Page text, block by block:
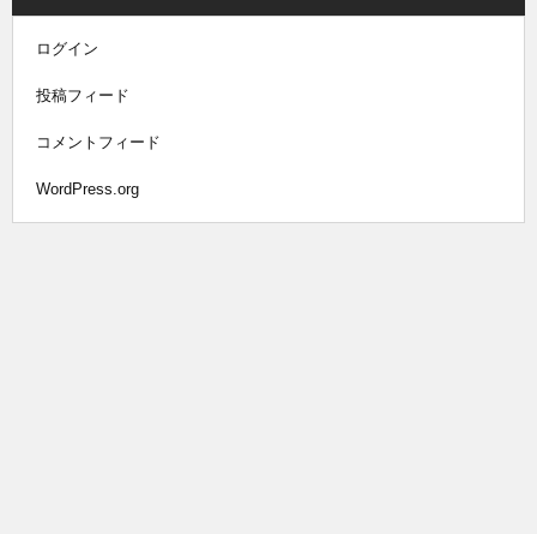
ログイン
投稿フィード
コメントフィード
WordPress.org